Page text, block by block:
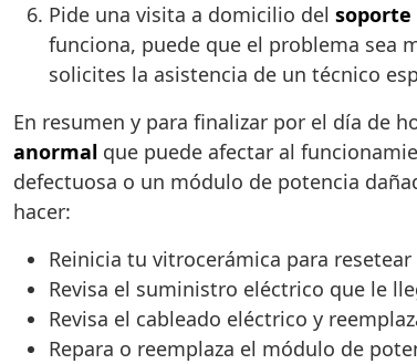
Pide una visita a domicilio del soporte
funciona, puede que el problema sea
solicites la asistencia de un técnico
En resumen y para finalizar por el día de
anormal que puede afectar al
defectuosa o un módulo de potencia
hacer:
Reinicia tu vitrocerámica para
Revisa el suministro eléctrico que le
Revisa el cableado eléctrico y
Repara o reemplaza el módulo de